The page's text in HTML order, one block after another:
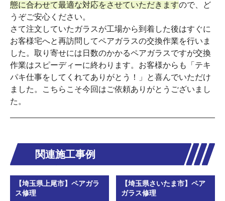
態に合わせて最適な対応をさせていただきますので、ど
うぞご安心ください。
さて注文していたガラスが工場から到着した後はすぐに
お客様宅へと再訪問してペアガラスの交換作業を行いま
した。取り寄せには日数のかかるペアガラスですが交換
作業はスピーディーに終わります。お客様からも「テキ
パキ仕事をしてくれてありがとう！」と喜んでいただけ
ました。こちらこそ今回はご依頼ありがとうございまし
た。
関連施工事例
【埼玉県上尾市】ペアガラ
ス修理
【埼玉県さいたま市】ペア
ガラス修理